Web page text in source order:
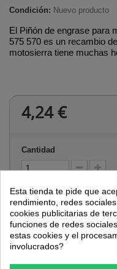
Condición: Nuevo producto
El Piñón de engrase para
575 570 es un recambio
motosierra tiene muchas
4,24 €
Cantidad
Talla
T-43/46
T-47/50
Añadir al carrito
Esta tienda te pide que
rendimiento, redes
cookies publicitarias de
funciones de redes
estas cookies y el
involucrados?